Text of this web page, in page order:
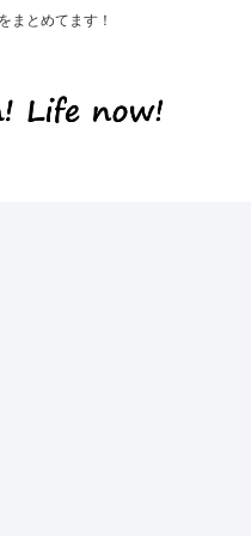
まとめてます！